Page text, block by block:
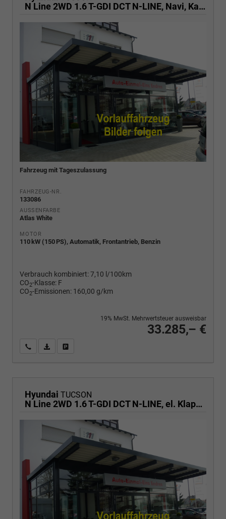
N Line 2WD 1.6 T-GDI DCT N-LINE, Navi, Kamera, Side, Winter
Fahrzeug mit Tageszulassung
FAHRZEUG-NR.
133086
AUSSENFARBE
Atlas White
MOTOR
110 kW (150 PS), Automatik, Frontantrieb, Benzin
Verbrauch kombiniert:7,10 l/100km
CO2-Klasse: F
CO2-Emissionen: 160,00 g/km
33.285,– €
19% MwSt. Mehrwertsteuer ausweisbar
Wir rufen Sie anPDF-Fahrzeugexposé drucken
Hyundai TUCSON
N Line 2WD 1.6 T-GDI DCT N-LINE, el. Klappe, Navi, Kamera, Side, Winter